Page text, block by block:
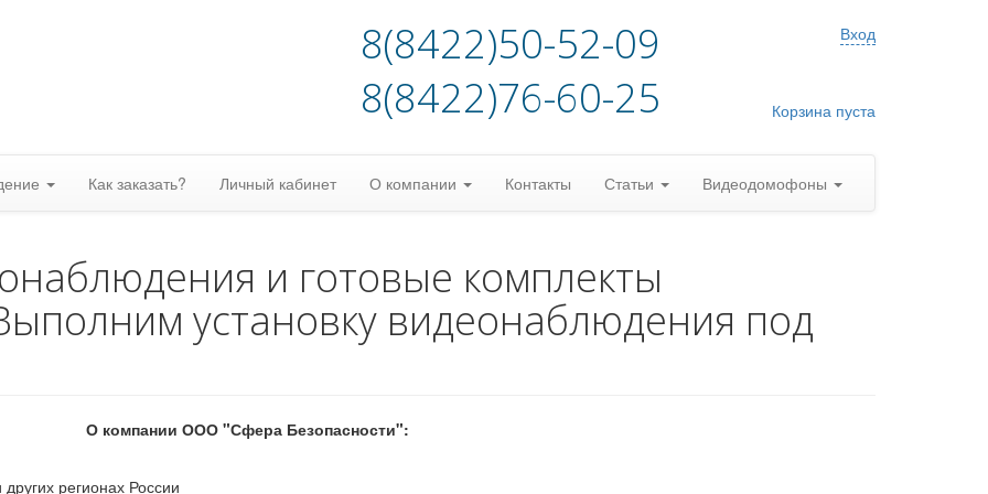
8(8422)50-52-09
8(8422)76-60-25
Вход
Корзина пуста
Как заказать? Личный кабинет О компании Контакты Статьи Видеодомофоны
и готовые комплекты
установку видеонаблюдения под
О компании ООО "Сфера Безопасности":
регионах России